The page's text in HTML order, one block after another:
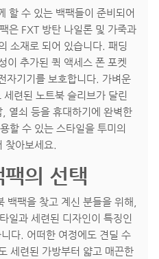
할 수 있는 백팩들이 준비되어
은 FXT 방탄 나일론 및 가죽과
소재로 되어 있습니다. 패딩
이 추가된 퀵 액세스 폰 포켓
자기기를 보호합니다. 가벼운
련된 노트북 슬리브가 달린
열쇠 등을 휴대하기에 완벽한
할 수 있는 스타일을 투미의
찾아보세요.
의 선택
백팩을 찾고 계신 분들을 위해,
일과 세련된 디자인이 특징인
다. 어떠한 여정에도 견딜 수
세련된 가방부터 얇고 매끈한